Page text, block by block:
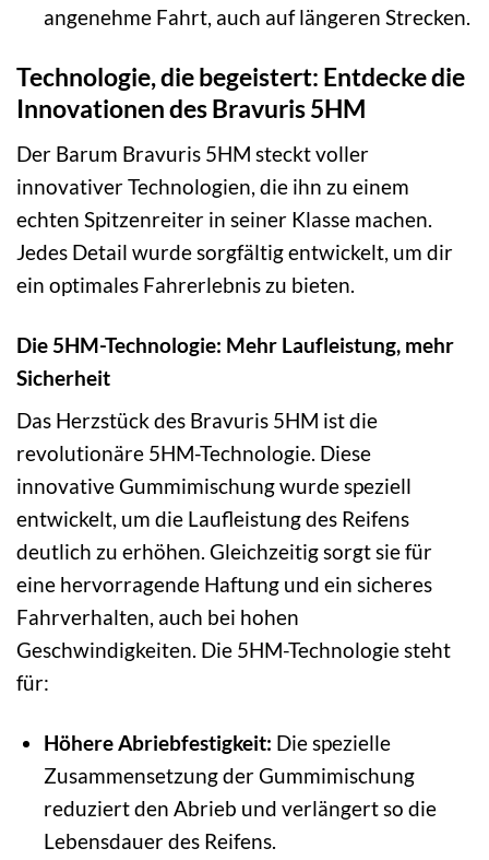
angenehme Fahrt, auch auf längeren Strecken.
Technologie, die begeistert: Entdecke die
Innovationen des Bravuris 5HM
Der Barum Bravuris 5HM steckt voller
innovativer Technologien, die ihn zu einem
echten Spitzenreiter in seiner Klasse machen.
Jedes Detail wurde sorgfältig entwickelt, um dir
ein optimales Fahrerlebnis zu bieten.
Die 5HM-Technologie: Mehr Laufleistung, mehr
Sicherheit
Das Herzstück des Bravuris 5HM ist die
revolutionäre 5HM-Technologie. Diese
innovative Gummimischung wurde speziell
entwickelt, um die Laufleistung des Reifens
deutlich zu erhöhen. Gleichzeitig sorgt sie für
eine hervorragende Haftung und ein sicheres
Fahrverhalten, auch bei hohen
Geschwindigkeiten. Die 5HM-Technologie steht
für:
Höhere Abriebfestigkeit: Die spezielle
Zusammensetzung der Gummimischung
reduziert den Abrieb und verlängert so die
Lebensdauer des Reifens.